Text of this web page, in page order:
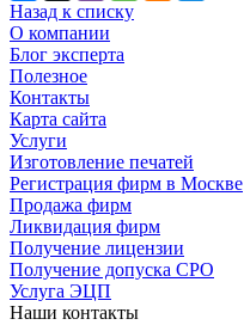
Назад к списку
О компании
Блог эксперта
Полезное
Контакты
Карта сайта
Услуги
Изготовление печатей
Регистрация фирм в Москве
Продажа фирм
Ликвидация фирм
Получение лицензии
Получение допуска СРО
Услуга ЭЦП
Наши контакты